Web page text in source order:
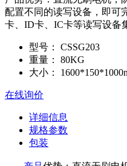
配置不同的读写设备，即可
卡、ID卡、IC卡等读写设备
型号：
CSSG203
重量：
80KG
大小：
在线询价
详细信息
规格参数
包装